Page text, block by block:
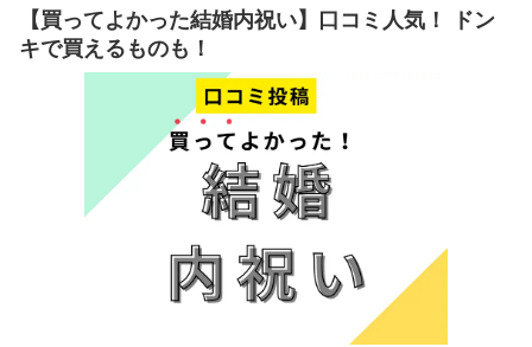
【買ってよかった結婚内祝い】口コミ人気！ ドン
キで買えるものも！